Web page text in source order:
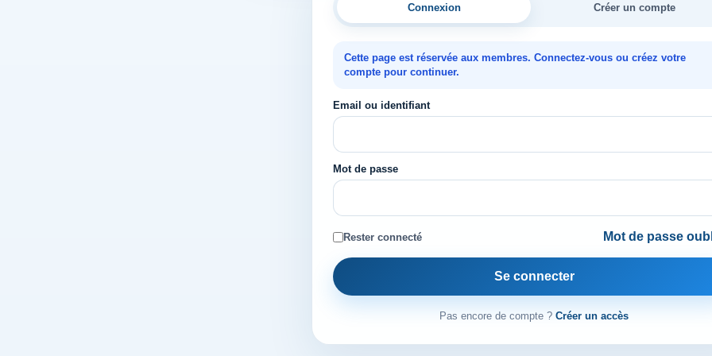
Connexion Créer un compte
Cette page est réservée aux membres. Connectez-vous ou créez votre
compte pour continuer.
Email ou identifiant
Mot de passe
Rester connecté Mot de passe
Se connecter
Pas encore de compte ? Créer un accès